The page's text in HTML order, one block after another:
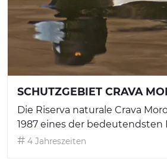
SCHUTZGEBIET CRAVA
Die Riserva naturale Crava
1987 eines der bedeutendsten
4 Jahreszeiten